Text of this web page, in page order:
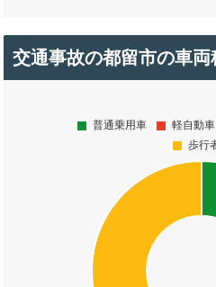
交通事故の都留市の車両